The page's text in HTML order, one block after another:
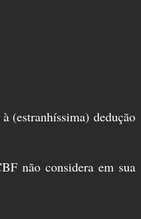
(estranhíssima) dedução
não considera em sua